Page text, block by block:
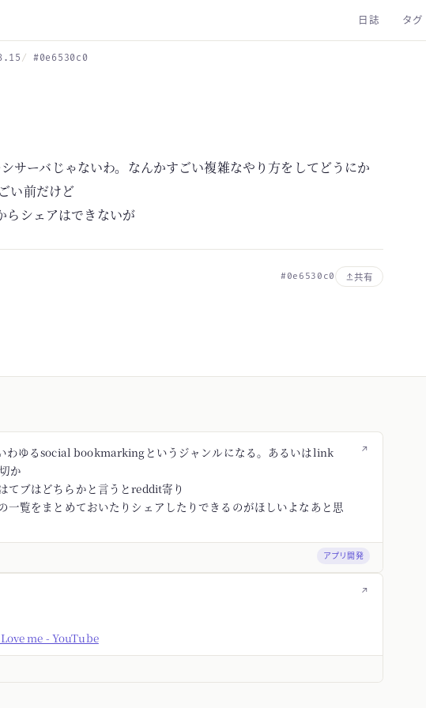
日誌 タグ
#0e6530c0
サーバじゃないわ。なんかすごい複雑なやり方をしてどうにか
い前だけど
シェアはできないが
#0e6530c0 共有
↗
わゆるsocial bookmarkingというジャンルになる。あるいはlink
か
てブはどちらかと言うとreddit寄り
一覧をまとめておいたりシェアしたりできるのがほしいよなあと思
アプリ開発
↗
me - YouTube